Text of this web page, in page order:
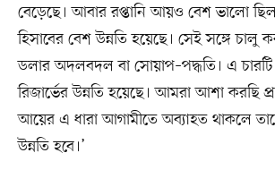
বেড়েছে। আবার রপ্তানি আয়ও বেশ ভালো
হিসাবের বেশ উন্নতি হয়েছে। সেই সঙ্গে চালু
ডলার অদলবদল বা সোয়াপ–পদ্ধতি। এ
রিজার্ভের উন্নতি হয়েছে। আমরা আশা করছি
আয়ের এ ধারা আগামীতে অব্যাহত থাকলে
উন্নতি হবে।’